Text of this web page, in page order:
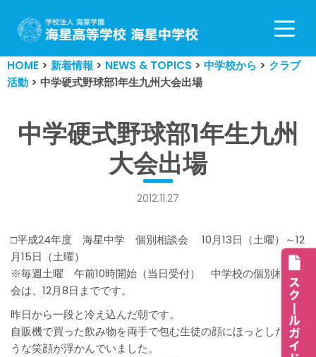
コ
ン
テ
ン
ス
HOME > 新着情報 > NEWS & TOPICS > 中学校から > クラブ
活動 > 中学硬式野球部1年生九州大会出場
中学硬式野球部1年生九州
大会出場
2012.11.27
□平成24年度 海星中学 個別相談会 10月13日（土曜）～12
月15日（土曜）
※毎週土曜 午前10時開始（当日受付） 中学校の個別相談
会は、12月8日までです。
昨日から一段と冷え込んだ朝です。
自販機で買った飲み物を両手で包む生徒の顔にほっとしたよ
うな笑顔が浮かんでいました。